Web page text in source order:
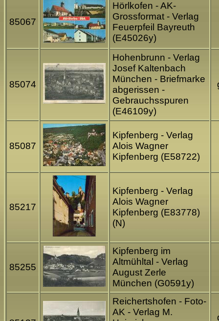
85067
Hörlkofen - AK-
Grossformat - Verlag
Feuerpfeil Bayreuth
(E45026y)
85074
Hohenbrunn - Verlag
Josef Kaltenbach
München - Briefmarke
abgerissen -
Gebrauchsspuren
(E46109y)
85087
Kipfenberg - Verlag
Alois Wagner
Kipfenberg (E58722)
85217
Kipfenberg - Verlag
Alois Wagner
Kipfenberg (E83778)
(N)
85255
Kipfenberg im
Altmühltal - Verlag
August Zerle
München (G0591y)
Reichertshofen - Foto-
AK - Verlag M.